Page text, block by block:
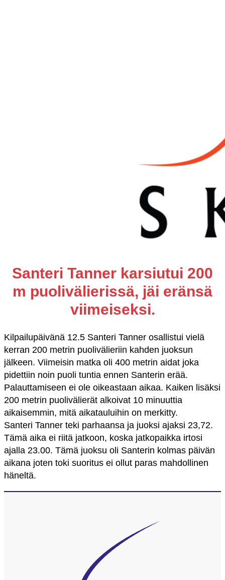
Santeri Tanner karsiutui 200
m puolivälierissä, jäi eränsä
viimeiseksi.
Kilpailupäivänä 12.5 Santeri Tanner osallistui vielä
kerran 200 metrin puolivälieriin kahden juoksun
jälkeen. Viimeisin matka oli 400 metrin aidat joka
pidettiin noin puoli tuntia ennen Santerin erää.
Palauttamiseen ei ole oikeastaan aikaa. Kaiken lisäksi
200 metrin puolivälierät alkoivat 10 minuuttia
aikaisemmin, mitä aikatauluihin on merkitty.
Santeri Tanner teki parhaansa ja juoksi ajaksi 23,72.
Tämä aika ei riitä jatkoon, koska jatkopaikka irtosi
ajalla 23.00. Tämä juoksu oli Santerin kolmas päivän
aikana joten toki suoritus ei ollut paras mahdollinen
häneltä.